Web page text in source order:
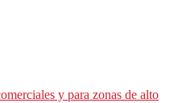
y para zonas de alto